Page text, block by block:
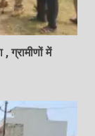
ग्रामीणों में